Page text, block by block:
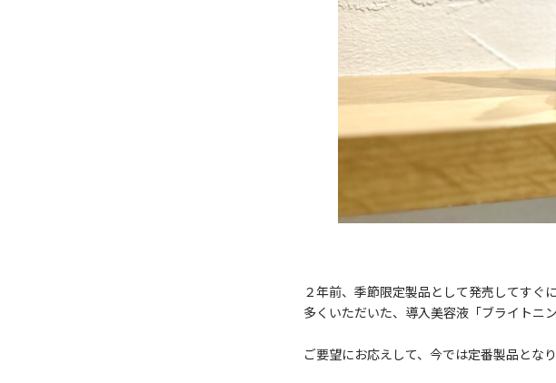
２年前、季節限定製品として発売してすぐ
多くいただいた、導入美容液「ブライトニ
ご要望にお応えして、今では定番製品となり